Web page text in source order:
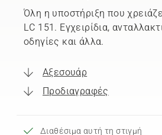
Όλη η υποστήριξη που
LC 151. Εγχειρίδια,
οδηγίες και άλλα.
Αξεσουάρ
Προδιαγραφές
Διαθέσιμα αυτή τη στιγμή